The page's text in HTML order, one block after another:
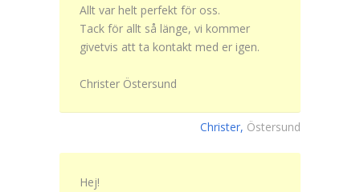
Allt var helt perfekt för oss.
Tack för allt så länge, vi kommer
givetvis att ta kontakt med er igen.
Christer Östersund
Christer, Östersund
Hej!